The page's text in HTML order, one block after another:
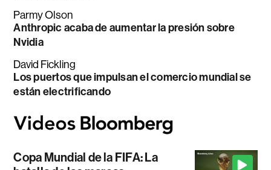
Parmy Olson
Anthropic acaba de aumentar la presión sobre
Nvidia
David Fickling
Los puertos que impulsan el comercio mundial se
están electrificando
Copa Mundial de la FIFA: La